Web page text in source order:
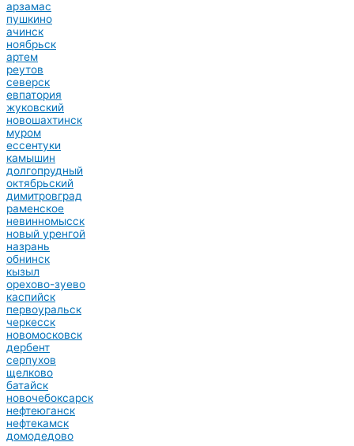
арзамас
пушкино
ачинск
ноябрьск
артем
реутов
северск
евпатория
жуковский
новошахтинск
муром
ессентуки
камышин
долгопрудный
октябрьский
димитровград
раменское
невинномысск
новый уренгой
назрань
обнинск
кызыл
орехово-зуево
каспийск
первоуральск
черкесск
новомосковск
дербент
серпухов
щелково
батайск
новочебоксарск
нефтеюганск
нефтекамск
домодедово